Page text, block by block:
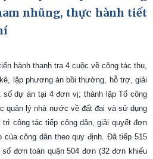
nhũng, thực hành tiết
hành thanh tra 4 cuộc về công tác thu,
lập phương án bồi thường, hỗ trợ, giải
số dự án tại 4 đơn vị; thành lập Tổ công
quản lý nhà nước về đất đai và sử dụng
công tác tiếp công dân, giải quyết đơn
công dân theo quy định. Đã tiếp 515
đơn toàn quận 504 đơn (32 đơn khiếu